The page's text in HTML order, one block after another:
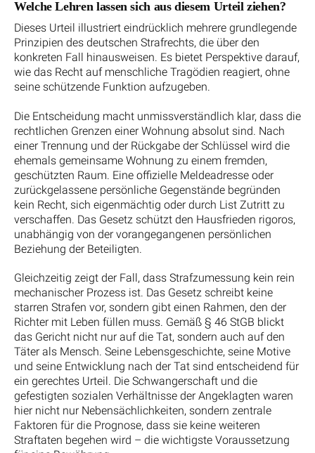
Welche Lehren lassen sich aus diesem Urteil ziehen?
Dieses Urteil illustriert eindrücklich mehrere grundlegende
Prinzipien des deutschen Strafrechts, die über den
konkreten Fall hinausweisen. Es bietet Perspektive darauf,
wie das Recht auf menschliche Tragödien reagiert, ohne
seine schützende Funktion aufzugeben.
Die Entscheidung macht unmissverständlich klar, dass die
rechtlichen Grenzen einer Wohnung absolut sind. Nach
einer Trennung und der Rückgabe der Schlüssel wird die
ehemals gemeinsame Wohnung zu einem fremden,
geschützten Raum. Eine offizielle Meldeadresse oder
zurückgelassene persönliche Gegenstände begründen
kein Recht, sich eigenmächtig oder durch List Zutritt zu
verschaffen. Das Gesetz schützt den Hausfrieden rigoros,
unabhängig von der vorangegangenen persönlichen
Beziehung der Beteiligten.
Gleichzeitig zeigt der Fall, dass Strafzumessung kein rein
mechanischer Prozess ist. Das Gesetz schreibt keine
starren Strafen vor, sondern gibt einen Rahmen, den der
Richter mit Leben füllen muss. Gemäß § 46 StGB blickt
das Gericht nicht nur auf die Tat, sondern auch auf den
Täter als Mensch. Seine Lebensgeschichte, seine Motive
und seine Entwicklung nach der Tat sind entscheidend für
ein gerechtes Urteil. Die Schwangerschaft und die
gefestigten sozialen Verhältnisse der Angeklagten waren
hier nicht nur Nebensächlichkeiten, sondern zentrale
Faktoren für die Prognose, dass sie keine weiteren
Straftaten begehen wird – die wichtigste Voraussetzung